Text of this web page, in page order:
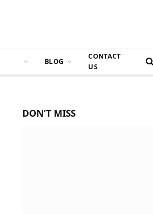
BLOG
CONTACT
US
DON'T MISS